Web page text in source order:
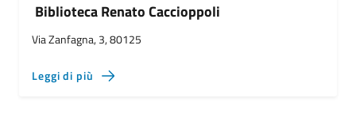
Biblioteca Renato Caccioppoli
Via Zanfagna, 3, 80125
Leggi di più